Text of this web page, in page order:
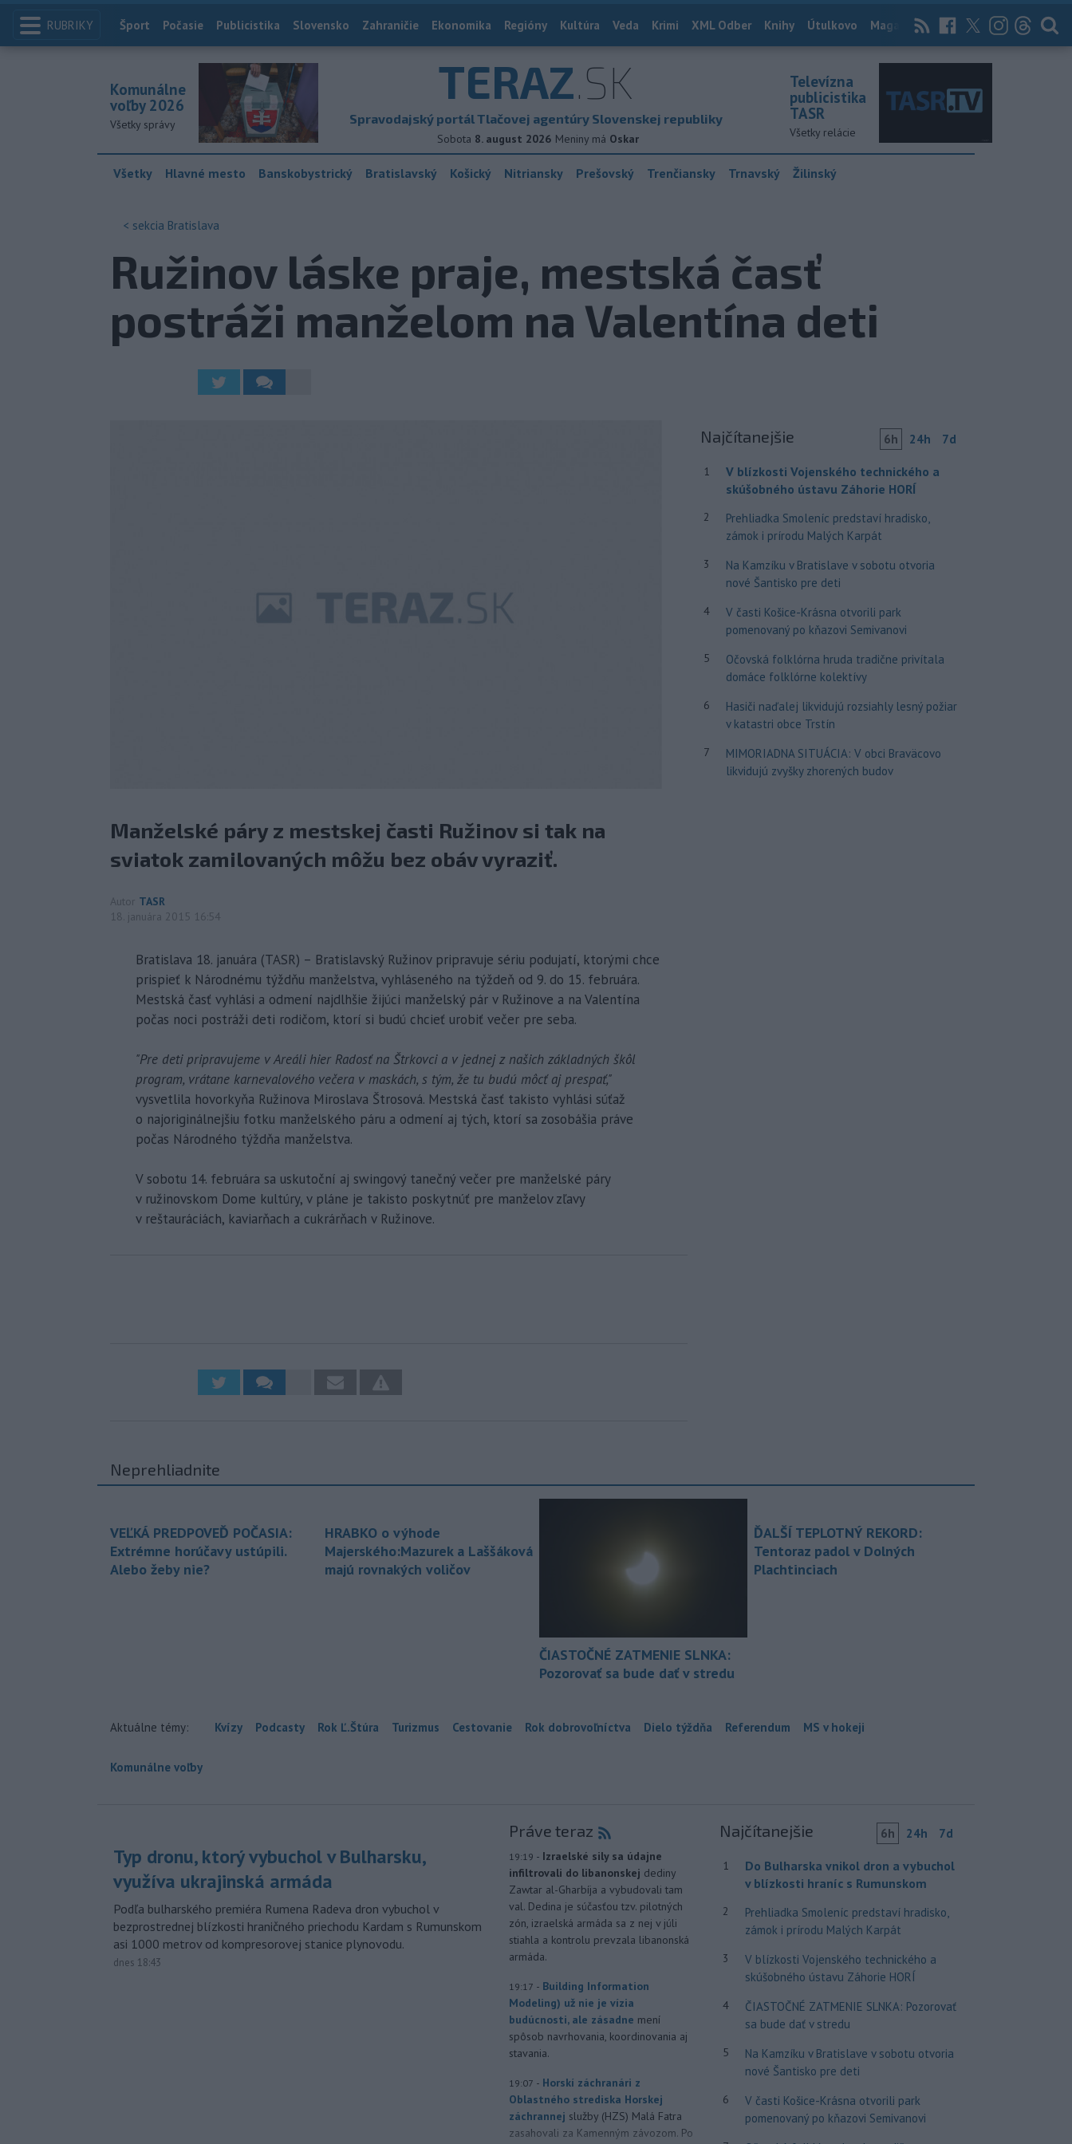
RUBRIKY Index
Šport Počasie Publicistika Slovensko Zahraničie Ekonomika Regióny Kultúra Veda Krimi XML Odber Knihy Útulkovo Magazín News Now Archív
TERAZ.SK
Spravodajský portál Tlačovej agentúry Slovenskej republiky
Sobota 8. august 2026 Meniny má Oskar
Komunálne
voľby 2026
Všetky správy
Televízna
publicistika
TASR
Všetky relácie
Všetky Hlavné mesto Banskobystrický Bratislavský Košický Nitriansky Prešovský Trenčiansky Trnavský Žilinský
< sekcia Bratislava
Ružinov láske praje, mestská časť
postráži manželom na Valentína deti
Manželské páry z mestskej časti Ružinov si tak na
sviatok zamilovaných môžu bez obáv vyraziť.
Autor TASR
18. januára 2015 16:54
Bratislava 18. januára (TASR) – Bratislavský Ružinov pripravuje sériu podujatí, ktorými chce
prispieť k Národnému týždňu manželstva, vyhláseného na týždeň od 9. do 15. februára.
Mestská časť vyhlási a odmení najdlhšie žijúci manželský pár v Ružinove a na Valentína
počas noci postráži deti rodičom, ktorí si budú chcieť urobiť večer pre seba.
"Pre deti pripravujeme v Areáli hier Radosť na Štrkovci a v jednej z našich základných škôl
program, vrátane karnevalového večera v maskách, s tým, že tu budú môcť aj prespať,"
vysvetlila hovorkyňa Ružinova Miroslava Štrosová. Mestská časť takisto vyhlási súťaž
o najoriginálnejšiu fotku manželského páru a odmení aj tých, ktorí sa zosobášia práve
počas Národného týždňa manželstva.
V sobotu 14. februára sa uskutoční aj swingový tanečný večer pre manželské páry
v ružinovskom Dome kultúry, v pláne je takisto poskytnúť pre manželov zľavy
v reštauráciách, kaviarňach a cukrárňach v Ružinove.
Najčítanejšie 6h 24h 7d
1
V blízkosti Vojenského technického a
skúšobného ústavu Záhorie HORÍ
2
Prehliadka Smoleníc predstaví hradisko,
zámok i prírodu Malých Karpát
3
Na Kamzíku v Bratislave v sobotu otvoria
nové Šantisko pre deti
4
V časti Košice-Krásna otvorili park
pomenovaný po kňazovi Semivanovi
5
Očovská folklórna hruda tradične privítala
domáce folklórne kolektívy
6
Hasiči naďalej likvidujú rozsiahly lesný požiar
v katastri obce Trstín
7
MIMORIADNA SITUÁCIA: V obci Braväcovo
likvidujú zvyšky zhorených budov
Neprehliadnite
VEĽKÁ PREDPOVEĎ POČASIA:
Extrémne horúčavy ustúpili.
Alebo žeby nie?
HRABKO o výhode
Majerského:Mazurek a Laššáková
majú rovnakých voličov
ČIASTOČNÉ ZATMENIE SLNKA:
Pozorovať sa bude dať v stredu
ĎALŠÍ TEPLOTNÝ REKORD:
Tentoraz padol v Dolných
Plachtinciach
Aktuálne témy: Kvízy Podcasty Rok Ľ.Štúra Turizmus Cestovanie Rok dobrovoľníctva Dielo týždňa Referendum MS v hokeji
Komunálne voľby
Typ dronu, ktorý vybuchol v Bulharsku,
využíva ukrajinská armáda
Podľa bulharského premiéra Rumena Radeva dron vybuchol v
bezprostrednej blízkosti hraničného priechodu Kardam s Rumunskom
asi 1000 metrov od kompresorovej stanice plynovodu.
dnes 18:43
Práve teraz
19:19 - Izraelské sily sa údajne
infiltrovali do libanonskej dediny
Zawtar al-Gharbíja a vybudovali tam
val. Dedina je súčasťou tzv. pilotných
zón, izraelská armáda sa z nej v júli
stiahla a kontrolu prevzala libanonská
armáda.
19:17 - Building Information
Modeling) už nie je vízia
budúcnosti, ale zásadne mení
spôsob navrhovania, koordinovania aj
stavania.
19:07 - Horskí záchranári z
Oblastného strediska Horskej
záchrannej služby (HZS) Malá Fatra
zasahovali za Kamenným závozom. Po
Najčítanejšie 6h 24h 7d
1
Do Bulharska vnikol dron a vybuchol
v blízkosti hraníc s Rumunskom
2
Prehliadka Smoleníc predstaví hradisko,
zámok i prírodu Malých Karpát
3
V blízkosti Vojenského technického a
skúšobného ústavu Záhorie HORÍ
4
ČIASTOČNÉ ZATMENIE SLNKA: Pozorovať
sa bude dať v stredu
5
Na Kamzíku v Bratislave v sobotu otvoria
nové Šantisko pre deti
6
V časti Košice-Krásna otvorili park
pomenovaný po kňazovi Semivanovi